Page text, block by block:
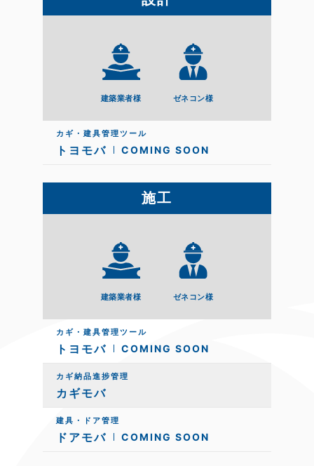
建築業者様 ゼネコン様
カギ・建具管理ツール
トヨモバ COMING SOON
施工
建築業者様 ゼネコン様
カギ・建具管理ツール
トヨモバ COMING SOON
カギ納品進捗管理
カギモバ
建具・ドア管理
ドアモバ COMING SOON